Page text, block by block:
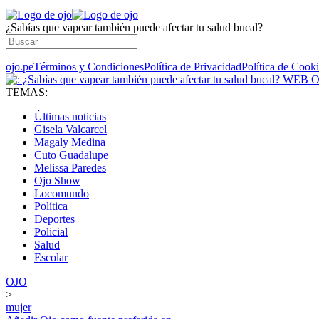
¿Sabías que vapear también puede afectar tu salud bucal?
ojo.peTérminos y CondicionesPolítica de PrivacidadPolítica de
TEMAS:
Últimas noticias
Gisela Valcarcel
Magaly Medina
Cuto Guadalupe
Melissa Paredes
Ojo Show
Locomundo
Política
Deportes
Policial
Salud
Escolar
OJO
>
mujer